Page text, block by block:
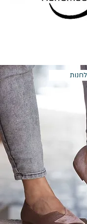
לחנות